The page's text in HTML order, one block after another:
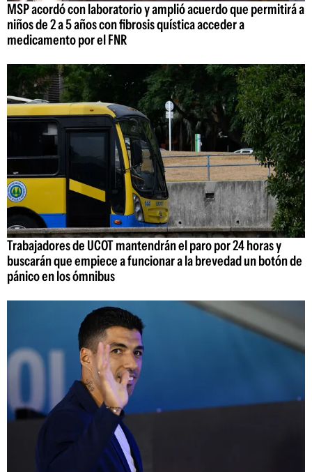
MSP acordó con laboratorio y amplió acuerdo que permitirá a
niños de 2 a 5 años con fibrosis quística acceder a
medicamento por el FNR
Trabajadores de UCOT mantendrán el paro por 24 horas y
buscarán que empiece a funcionar a la brevedad un botón de
pánico en los ómnibus